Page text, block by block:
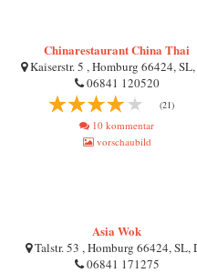
Chinarestaurant China Thai
Kaiserstr. 5 , Homburg 66424,
06841 120520
(21)
10 kommentar
vorschaubild
Asia Wok
Talstr. 53 , Homburg 66424, SL,
06841 171275